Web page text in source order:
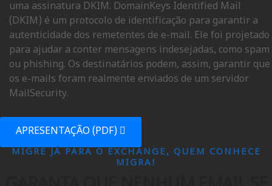
uma assinatura DKIM. DomainKeys Identified Mail
(DKIM) é um protocolo de identificação para garantir a
autenticidade dos remetentes de e-mail. Ele foi projetado
para ajudar a conter mensagens indesejadas, como spam
ou phishing. Os destinatários podem, assim, garantir que
os e-mails foram realmente enviados de um servidor
MailSecurity.
APRESENTAÇÃO (PDF)
MIGRE JÁ PARA O EXCHANGE, QUEM CONHECE
MIGRA!